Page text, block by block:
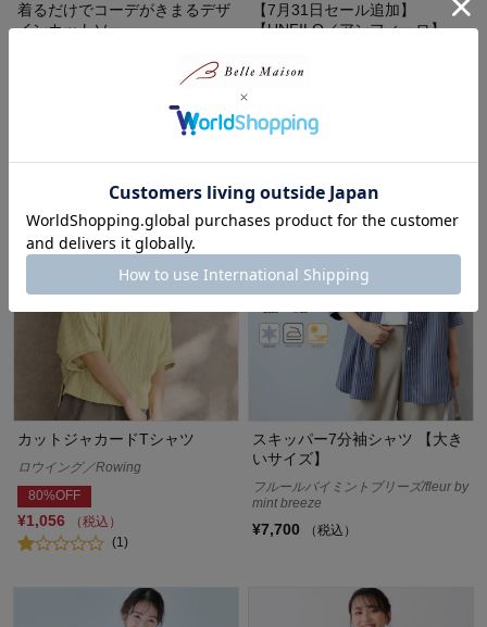
着るだけでコーデがきまるデザ
インカットソー
【7月31日セール追加】
【UNFILO／アンフィーロ】
ウス
20%OFF
カットジャカードTシャツ
ロウイング／Rowing
80%OFF
¥1,056
（税込）
(1)
スキッパー7分袖シャツ 【大き
いサイズ】
フルールバイミントブリーズ/fleur by
mint breeze
¥7,700 （税込）